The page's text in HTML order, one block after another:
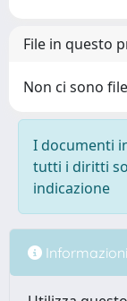
File in questo
Non ci sono
I documenti
tutti i diritti
indicazione
Informazioni